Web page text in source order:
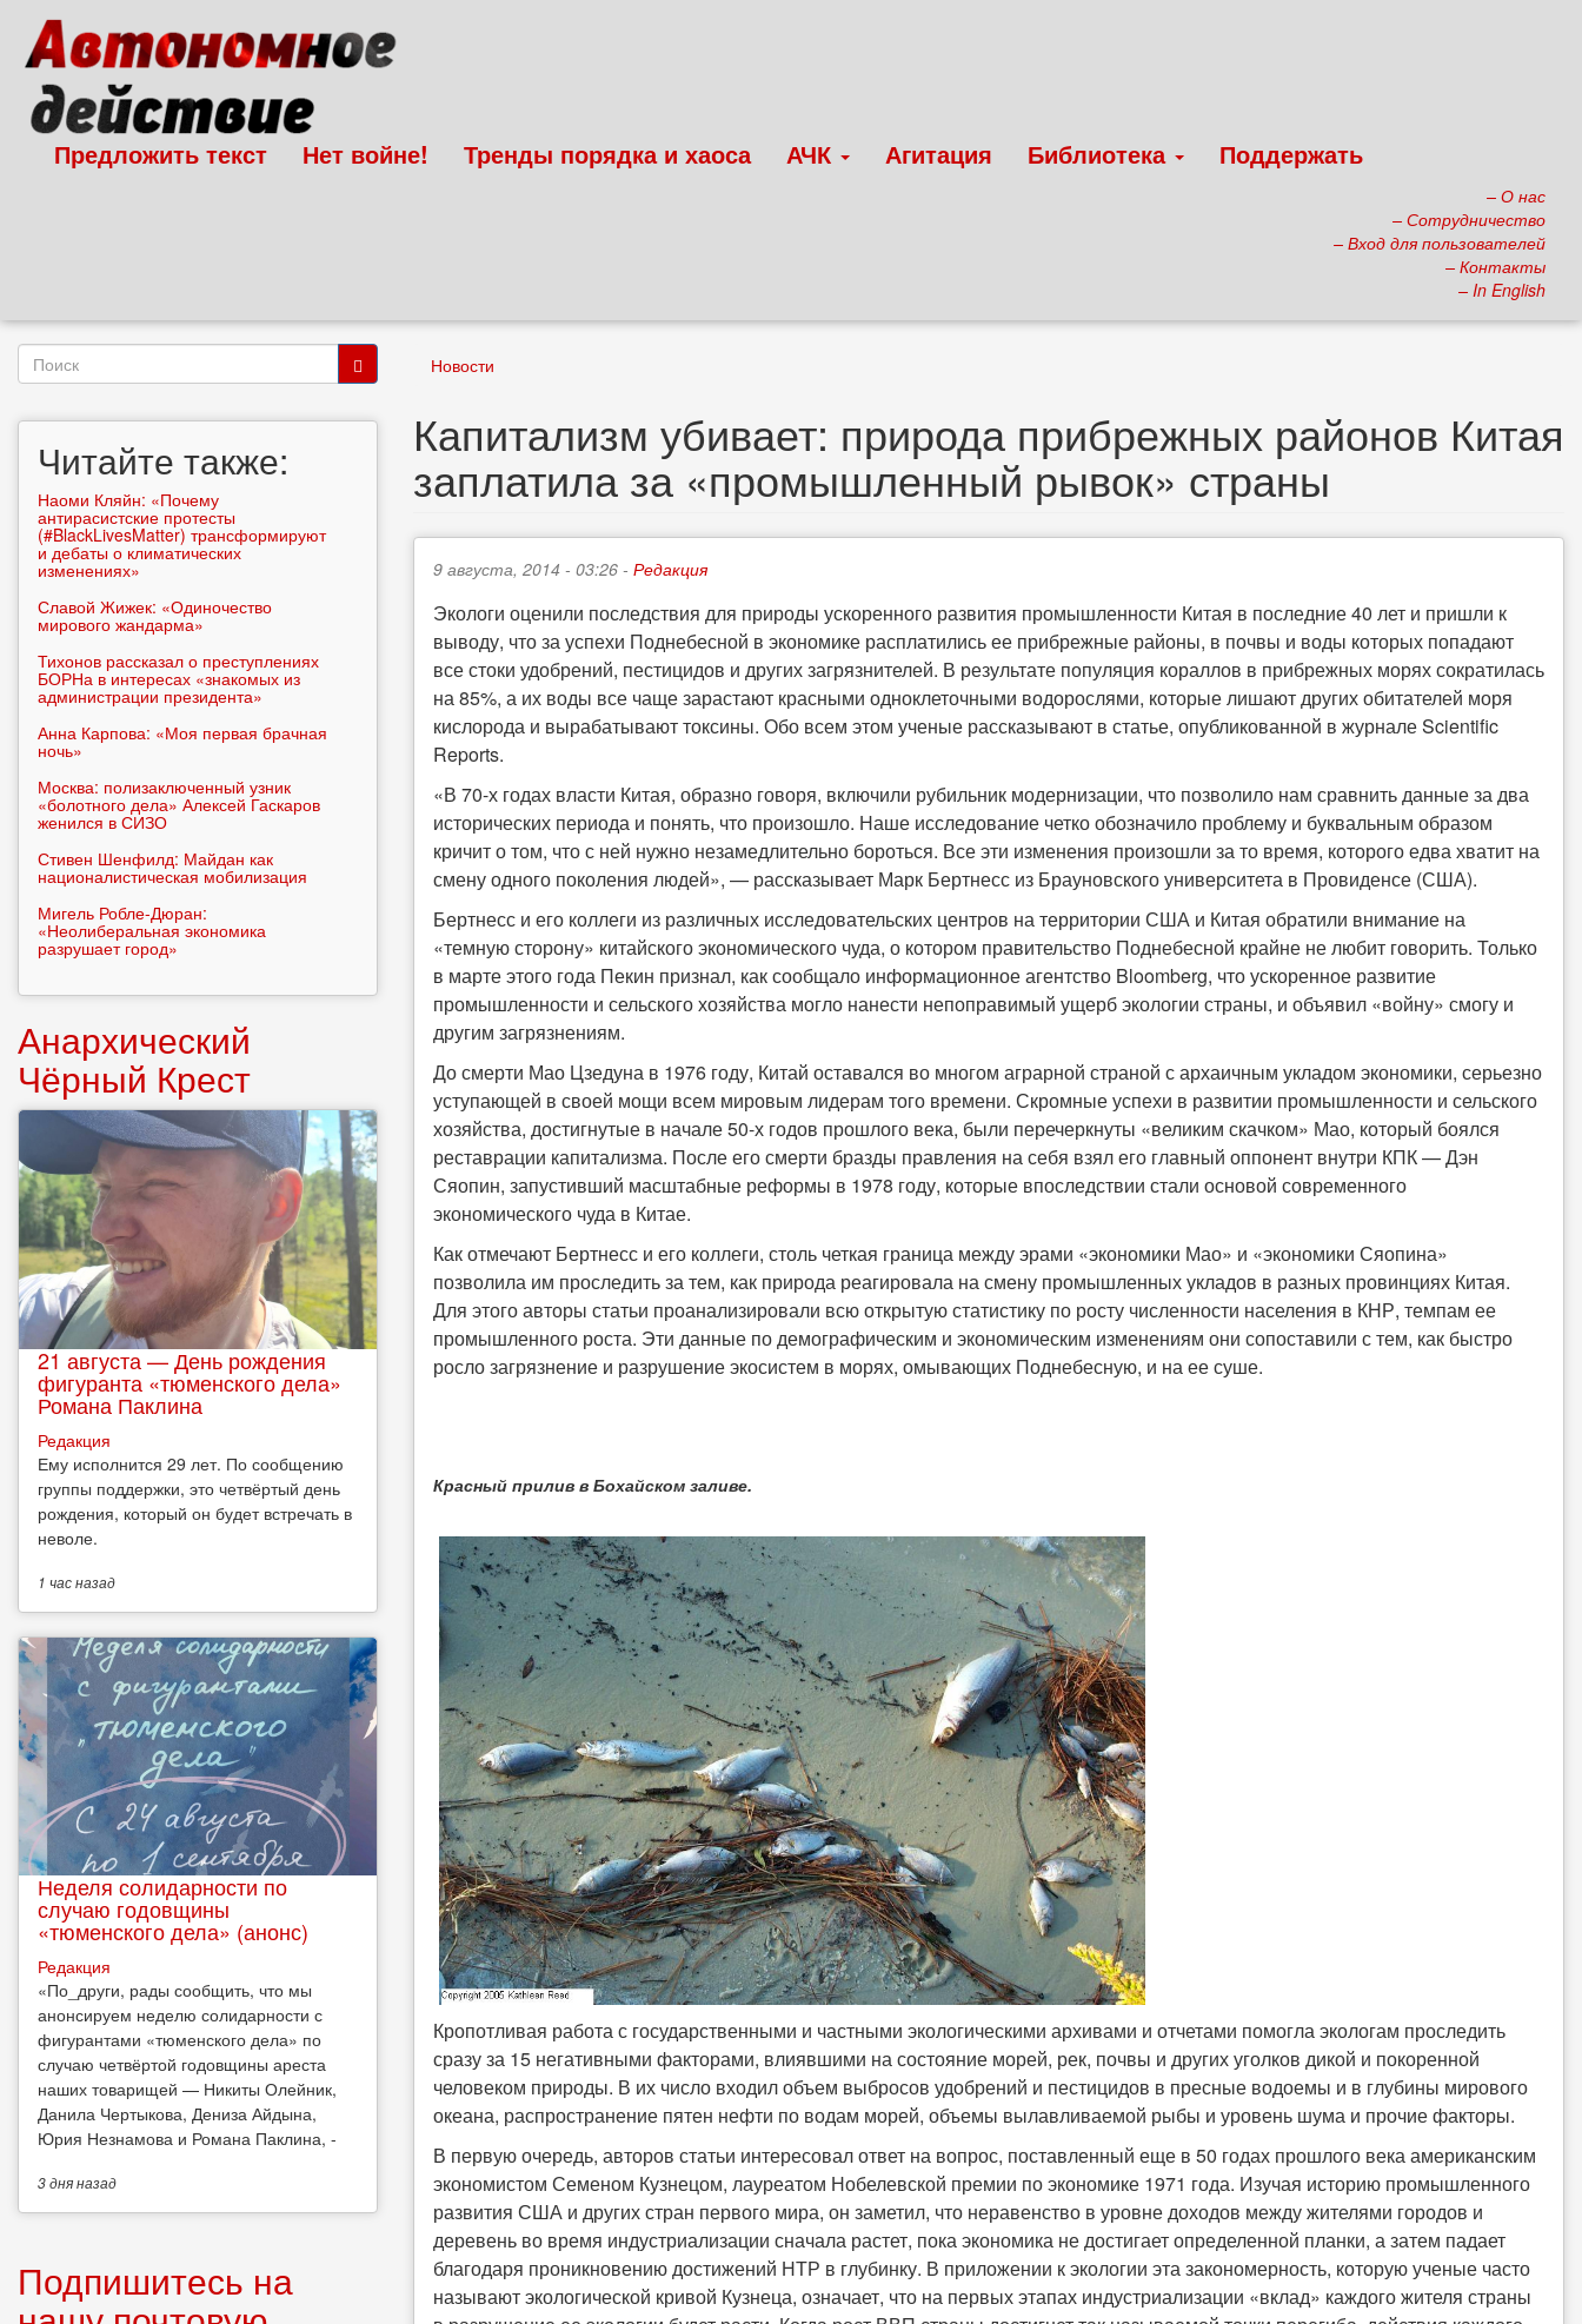
основному
содержанию
Предложить текст Нет войне! Тренды порядка и хаоса АЧК Агитация Библиотека Поддержать
– О нас
– Сотрудничество
– Вход для пользователей
– Контакты
– In English
Новости
Капитализм убивает: природа прибрежных районов Китая
заплатила за «промышленный рывок» страны
9 августа, 2014 - 03:26 - Редакция
Экологи оценили последствия для природы ускоренного развития промышленности Китая в последние 40 лет и пришли к
выводу, что за успехи Поднебесной в экономике расплатились ее прибрежные районы, в почвы и воды которых попадают
все стоки удобрений, пестицидов и других загрязнителей. В результате популяция кораллов в прибрежных морях сократилась
на 85%, а их воды все чаще зарастают красными одноклеточными водорослями, которые лишают других обитателей моря
кислорода и вырабатывают токсины. Обо всем этом ученые рассказывают в статье, опубликованной в журнале Scientific
Reports.
«В 70-х годах власти Китая, образно говоря, включили рубильник модернизации, что позволило нам сравнить данные за два
исторических периода и понять, что произошло. Наше исследование четко обозначило проблему и буквальным образом
кричит о том, что с ней нужно незамедлительно бороться. Все эти изменения произошли за то время, которого едва хватит на
смену одного поколения людей», — рассказывает Марк Бертнесс из Брауновского университета в Провиденсе (США).
Бертнесс и его коллеги из различных исследовательских центров на территории США и Китая обратили внимание на
«темную сторону» китайского экономического чуда, о котором правительство Поднебесной крайне не любит говорить. Только
в марте этого года Пекин признал, как сообщало информационное агентство Bloomberg, что ускоренное развитие
промышленности и сельского хозяйства могло нанести непоправимый ущерб экологии страны, и объявил «войну» смогу и
другим загрязнениям.
До смерти Мао Цзедуна в 1976 году, Китай оставался во многом аграрной страной с архаичным укладом экономики, серьезно
уступающей в своей мощи всем мировым лидерам того времени. Скромные успехи в развитии промышленности и сельского
хозяйства, достигнутые в начале 50-х годов прошлого века, были перечеркнуты «великим скачком» Мао, который боялся
реставрации капитализма. После его смерти бразды правления на себя взял его главный оппонент внутри КПК — Дэн
Сяопин, запустивший масштабные реформы в 1978 году, которые впоследствии стали основой современного
экономического чуда в Китае.
Как отмечают Бертнесс и его коллеги, столь четкая граница между эрами «экономики Мао» и «экономики Сяопина»
позволила им проследить за тем, как природа реагировала на смену промышленных укладов в разных провинциях Китая.
Для этого авторы статьи проанализировали всю открытую статистику по росту численности населения в КНР, темпам ее
промышленного роста. Эти данные по демографическим и экономическим изменениям они сопоставили с тем, как быстро
росло загрязнение и разрушение экосистем в морях, омывающих Поднебесную, и на ее суше.
Красный прилив в Бохайском заливе.
Кропотливая работа с государственными и частными экологическими архивами и отчетами помогла экологам проследить
сразу за 15 негативными факторами, влиявшими на состояние морей, рек, почвы и других уголков дикой и покоренной
человеком природы. В их число входил объем выбросов удобрений и пестицидов в пресные водоемы и в глубины мирового
океана, распространение пятен нефти по водам морей, объемы вылавливаемой рыбы и уровень шума и прочие факторы.
В первую очередь, авторов статьи интересовал ответ на вопрос, поставленный еще в 50 годах прошлого века американским
экономистом Семеном Кузнецом, лауреатом Нобелевской премии по экономике 1971 года. Изучая историю промышленного
развития США и других стран первого мира, он заметил, что неравенство в уровне доходов между жителями городов и
деревень во время индустриализации сначала растет, пока экономика не достигает определенной планки, а затем падает
благодаря проникновению достижений НТР в глубинку. В приложении к экологии эта закономерность, которую ученые часто
называют экологической кривой Кузнеца, означает, что на первых этапах индустриализации «вклад» каждого жителя страны
Форма
Читайте также:
Наоми Кляйн: «Почему
антирасистские протесты
(#BlackLivesMatter) трансформируют
и дебаты о климатических
изменениях»
Славой Жижек: «Одиночество
мирового жандарма»
Тихонов рассказал о преступлениях
БОРНа в интересах «знакомых из
администрации президента»
Анна Карпова: «Моя первая брачная
ночь»
Москва: полизаключенный узник
«болотного дела» Алексей Гаскаров
женился в СИЗО
Стивен Шенфилд: Майдан как
националистическая мобилизация
Мигель Робле-Дюран:
«Неолиберальная экономика
разрушает город»
Анархический
Чёрный Крест
21 августа — День рождения
фигуранта «тюменского дела»
Романа Паклина
Редакция
Ему исполнится 29 лет. По сообщению
группы поддержки, это четвёртый день
рождения, который он будет встречать в
неволе.
1 часназад
Неделя солидарности по
случаю годовщины
«тюменского дела» (анонс)
Редакция
​«По_други, рады сообщить, что мы
анонсируем неделю солидарности с
фигурантами «тюменского дела» по
случаю четвёртой годовщины ареста
наших товарищей — Никиты Олейник,
Данила Чертыкова, Дениза Айдына,
Юрия Незнамова и Романа Паклина, -
3 дняназад
Подпишитесь на